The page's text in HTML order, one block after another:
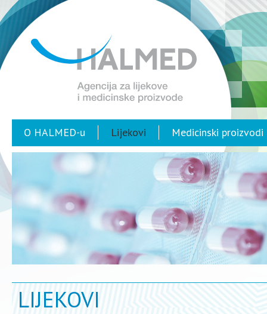
O HALMED-u Lijekovi Medicinski proizvodi
LIJEKOVI